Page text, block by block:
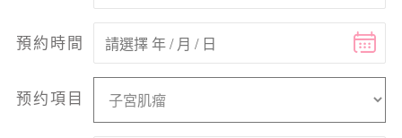
預約時間
预约項目